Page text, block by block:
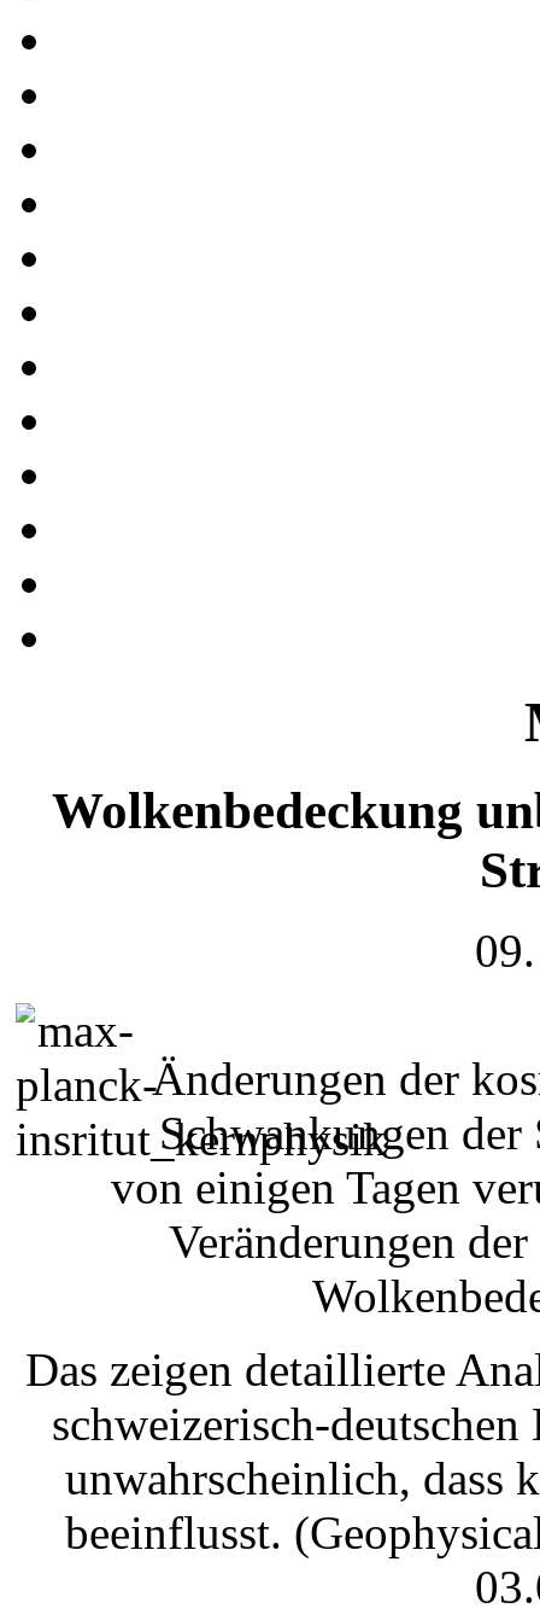
Wolkenbedeckung
Änderungen der
Schwankungen
von einigen Tagen
Veränderungen
Das zeigen detaillierte
schweizerisch-
unwahrscheinlich, dass
beeinflusst.